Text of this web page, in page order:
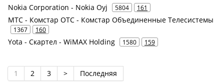
Nokia Corporation - Nokia Oyj 5804 161
МТС - Комстар ОТС - Комстар Объединенные Телесистемы
1367 160
Yota - Скартел - WiMAX Holding 1580 159
1 2 3 > Последняя